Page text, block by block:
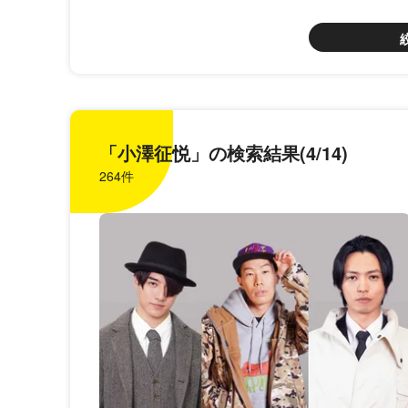
「小澤征悦」の検索結果(4/14)
264件